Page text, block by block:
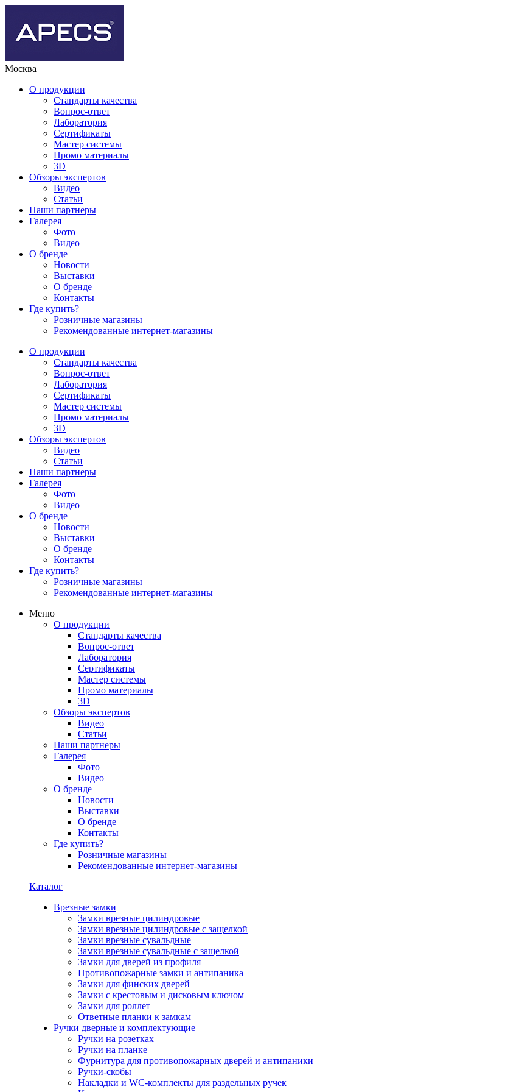
Москва
О продукции
Стандарты качества
Вопрос-ответ
Лаборатория
Сертификаты
Мастер системы
Промо материалы
3D
Обзоры экспертов
Видео
Статьи
Наши партнеры
Галерея
Фото
Видео
О бренде
Новости
Выставки
О бренде
Контакты
Где купить?
Розничные магазины
Рекомендованные интернет-магазины
О продукции
Стандарты качества
Вопрос-ответ
Лаборатория
Сертификаты
Мастер системы
Промо материалы
3D
Обзоры экспертов
Видео
Статьи
Наши партнеры
Галерея
Фото
Видео
О бренде
Новости
Выставки
О бренде
Контакты
Где купить?
Розничные магазины
Рекомендованные интернет-магазины
Меню
О продукции
Стандарты качества
Вопрос-ответ
Лаборатория
Сертификаты
Мастер системы
Промо материалы
3D
Обзоры экспертов
Видео
Статьи
Наши партнеры
Галерея
Фото
Видео
О бренде
Новости
Выставки
О бренде
Контакты
Где купить?
Розничные магазины
Рекомендованные интернет-магазины
Каталог
Врезные замки
Замки врезные цилиндровые
Замки врезные цилиндровые с защелкой
Замки врезные сувальдные
Замки врезные сувальдные с защелкой
Замки для дверей из профиля
Противопожарные замки и антипаника
Замки для финских дверей
Замки с крестовым и дисковым ключом
Замки для роллет
Ответные планки к замкам
Ручки дверные и комплектующие
Ручки на розетках
Ручки на планке
Фурнитура для противопожарных дверей и антипаники
Ручки-скобы
Накладки и WC-комплекты для раздельных ручек